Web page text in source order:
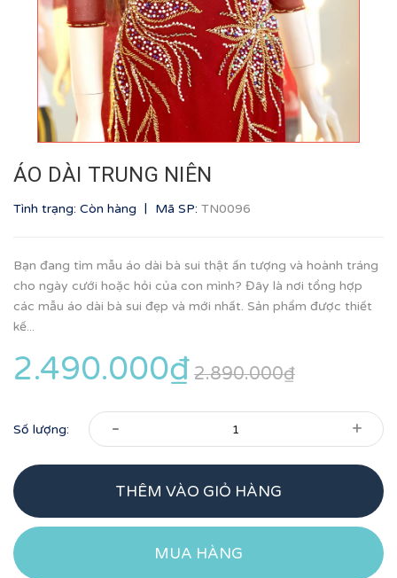
ÁO DÀI TRUNG NIÊN
Tình trạng: Còn hàng | Mã SP: TN0096
Bạn đang tìm mẫu áo dài bà sui thật ấn tượng và hoành tráng
cho ngày cưới hoặc hỏi của con mình? Đây là nơi tổng hợp
các mẫu áo dài bà sui đẹp và mới nhất. Sản phẩm được thiết
kế...
2.490.000₫ 2.890.000₫
Số lượng: - +
THÊM VÀO GIỎ HÀNG
MUA HÀNG